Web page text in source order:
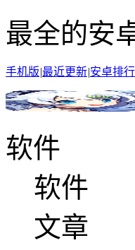
最全的安
手机版|最近更新|安卓排行
软件
软件
文章